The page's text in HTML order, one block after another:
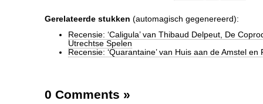
Gerelateerde stukken (automagisch gegenereerd):
Recensie: ‘Caligula’ van Thibaud Delpeut, De
Utrechtse Spelen
Recensie: ‘Quarantaine’ van Huis aan de Amstel en
0 Comments »